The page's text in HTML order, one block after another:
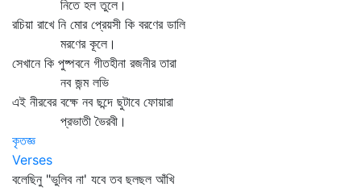
নিতে হল তুলে।
রচিয়া রাখে নি মোর প্রেয়সী কি বরণের ডালি
মরণের কূলে।
সেখানে কি পুষ্পবনে গীতহীনা রজনীর তারা
নব জন্ম লভি
এই নীরবের বক্ষে নব ছন্দে ছুটাবে ফোয়ারা
প্রভাতী ভৈরবী।
কৃতজ্ঞ
Verses
বলেছিনু "ভুলিব না' যবে তব ছলছল আঁখি